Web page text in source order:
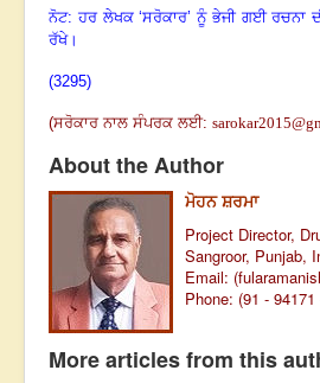
ਨੋਟ: ਹਰ ਲੇਖਕ ‘ਸਰੋਕਾਰ’ ਨੂੰ ਭੇਜੀ ਗਈ ਰਚਨਾ
ਰੱਖੇ।
(3295)
(ਸਰੋਕਾਰ ਨਾਲ ਸੰਪਰਕ ਲਈ:
About the Author
ਮੋਹਨ ਸ਼ਰਮਾ
Project Director,
Sangroor, Punjab,
Email: (
Phone: (91 -
More articles from this